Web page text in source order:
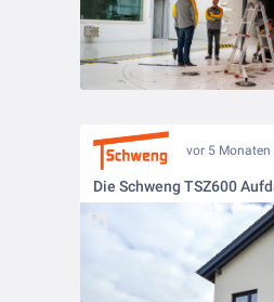
vor 5 Monaten
Die Schweng TSZ600